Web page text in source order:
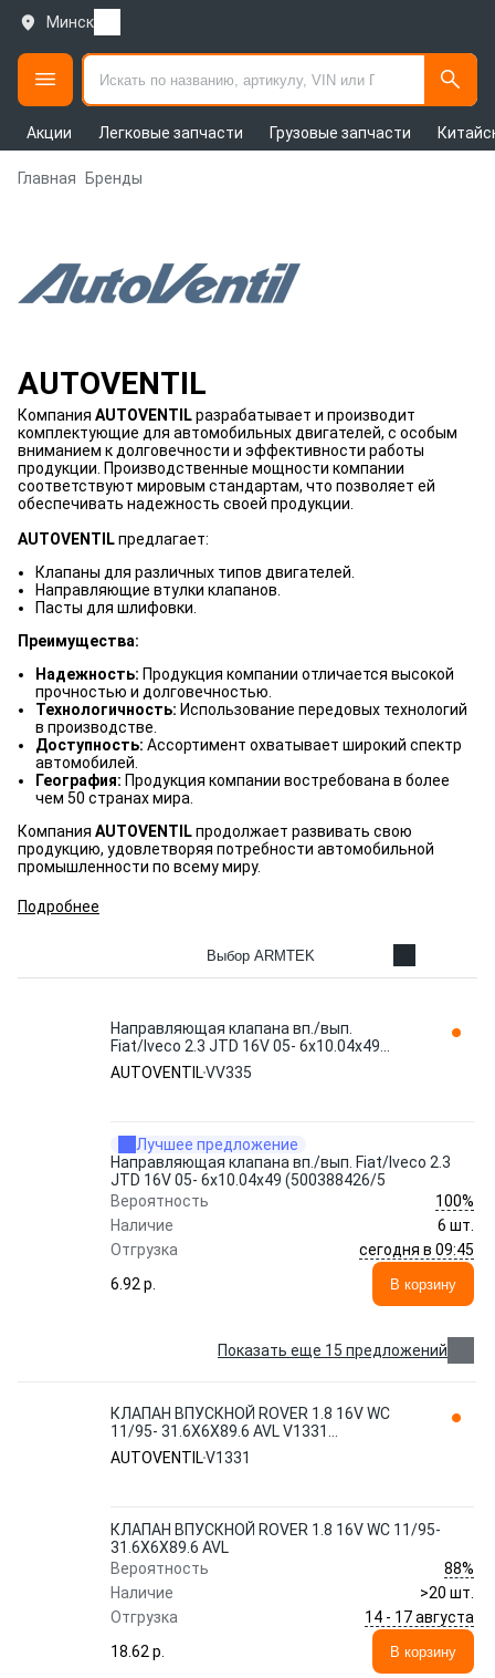
Минск
Акции Легковые запчасти Грузовые запчасти
Главная Бренды
AUTOVENTIL
Компания AUTOVENTILразрабатывает и производит
комплектующие для автомобильных двигателей, с особым
вниманием к долговечности и эффективности работы
продукции. Производственные мощности компании
соответствуют мировым стандартам, что позволяет ей
обеспечивать надежность своей продукции.
AUTOVENTILпредлагает:
Клапаны для различных типов двигателей.
Направляющие втулки клапанов.
Пасты для шлифовки.
Преимущества:
Надежность: Продукция компании отличается высокой
прочностью и долговечностью.
Технологичность: Использование передовых технологий
в производстве.
Доступность: Ассортимент охватывает широкий спектр
автомобилей.
География: Продукция компании востребована в более
чем 50 странах мира.
Компания AUTOVENTILпродолжает развивать свою
продукцию, удовлетворяя потребности автомобильной
промышленности по всему миру.
Подробнее
Выбор ARMTEK
Направляющая клапана вп./вып.
Fiat/Iveco 2.3 JTD 16V 05- 6x10.04x49
(500388426/5 VV335 AUTOVENTIL
AUTOVENTILVV335
Лучшее предложение
Направляющая клапана вп./вып. Fiat/Iveco 2.3
JTD 16V 05- 6x10.04x49 (500388426/5
Вероятность
100%
Наличие
6 шт.
Отгрузка
сегодня в 09:45
6.92 p.
В корзину
Показать еще 15 предложений
КЛАПАН ВПУСКНОЙ ROVER 1.8 16V WC
11/95- 31.6X6X89.6 AVL V1331
AUTOVENTIL
AUTOVENTILV1331
КЛАПАН ВПУСКНОЙ ROVER 1.8 16V WC 11/95-
31.6X6X89.6 AVL
Вероятность
88%
Наличие
>20 шт.
Отгрузка
14 - 17 августа
18.62 p.
В корзину